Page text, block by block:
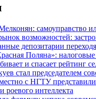
самоуправство
возможностей:
депозитарии
Поляна»:
и спасает рейтинг
стал председателем
с НГТУ
роевого интеллекта